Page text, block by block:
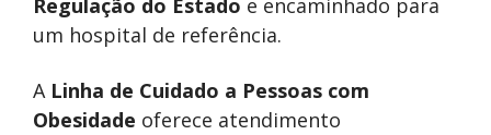
Regulação do Estado e encaminhado para
um hospital de referência.
A Linha de Cuidado a Pessoas com
Obesidade oferece atendimento